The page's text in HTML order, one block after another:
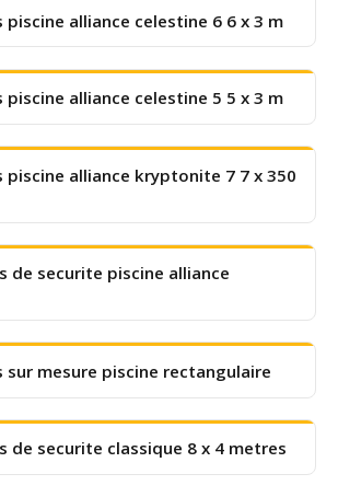
piscine alliance celestine 6 6 x 3 m
piscine alliance celestine 5 5 x 3 m
piscine alliance kryptonite 7 7 x 350
de securite piscine alliance
sur mesure piscine rectangulaire
de securite classique 8 x 4 metres